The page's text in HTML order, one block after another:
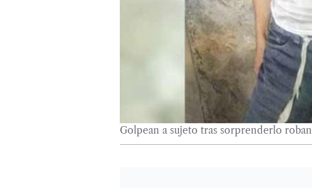
Golpean a sujeto tras sorprenderlo